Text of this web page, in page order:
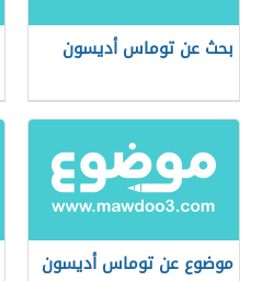
بحث عن توماس أديسون
موضوع عن توماس أديسون